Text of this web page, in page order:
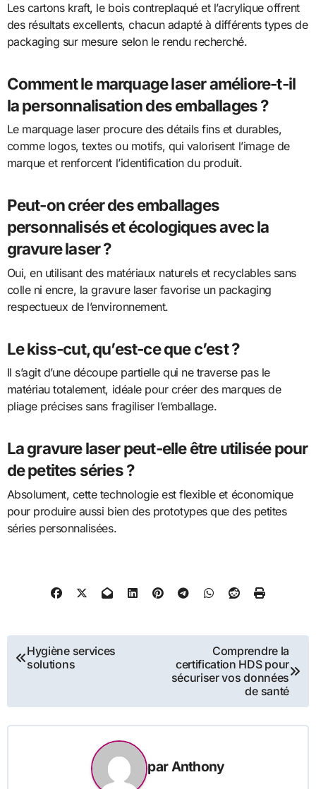
Les cartons kraft, le bois contreplaqué et l’acrylique offrent
des résultats excellents, chacun adapté à différents types de
packaging sur mesure selon le rendu recherché.
Comment le marquage laser améliore-t-il
la personnalisation des emballages ?
Le marquage laser procure des détails fins et durables,
comme logos, textes ou motifs, qui valorisent l’image de
marque et renforcent l’identification du produit.
Peut-on créer des emballages
personnalisés et écologiques avec la
gravure laser ?
Oui, en utilisant des matériaux naturels et recyclables sans
colle ni encre, la gravure laser favorise un packaging
respectueux de l’environnement.
Le kiss-cut, qu’est-ce que c’est ?
Il s’agit d’une découpe partielle qui ne traverse pas le
matériau totalement, idéale pour créer des marques de
pliage précises sans fragiliser l’emballage.
La gravure laser peut-elle être utilisée pour
de petites séries ?
Absolument, cette technologie est flexible et économique
pour produire aussi bien des prototypes que des petites
séries personnalisées.
Navigation
Hygiène services
solutions
Comprendre la
certification HDS pour
sécuriser vos données
de santé
par Anthony